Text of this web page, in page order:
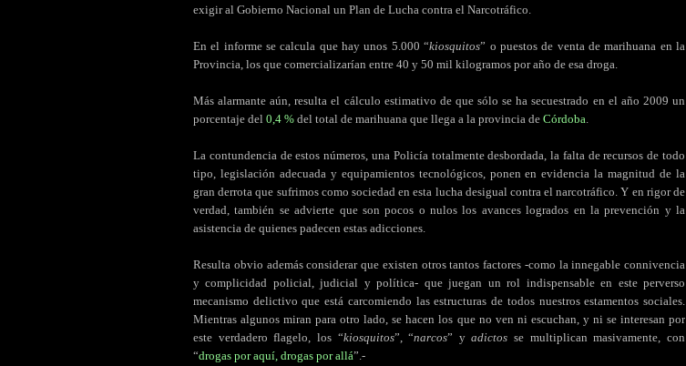
exigir al Gobierno Nacional un Plan de Lucha contra el Narcotráfico.
En el informe se calcula que hay unos 5.000 “kiosquitos” o puestos de venta de marihuana en la
Provincia, los que comercializarían entre 40 y 50 mil kilogramos por año de esa droga.
Más alarmante aún, resulta el cálculo estimativo de que sólo se ha secuestrado en el año 2009 un
porcentaje del 0,4 % del total de marihuana que llega a la provincia de Córdoba.
La contundencia de estos números, una Policía totalmente desbordada, la falta de recursos de todo
tipo, legislación adecuada y equipamientos tecnológicos, ponen en evidencia la magnitud de la
gran derrota que sufrimos como sociedad en esta lucha desigual contra el narcotráfico. Y en rigor de
verdad, también se advierte que son pocos o nulos los avances logrados en la prevención y la
asistencia de quienes padecen estas adicciones.
Resulta obvio además considerar que existen otros tantos factores -como la innegable connivencia
y complicidad policial, judicial y política- que juegan un rol indispensable en este perverso
mecanismo delictivo que está carcomiendo las estructuras de todos nuestros estamentos sociales.
Mientras algunos miran para otro lado, se hacen los que no ven ni escuchan, y ni se interesan por
este verdadero flagelo, los “kiosquitos”, “narcos” yadictos se multiplican masivamente, con
“drogas por aquí, drogas por allá”.-